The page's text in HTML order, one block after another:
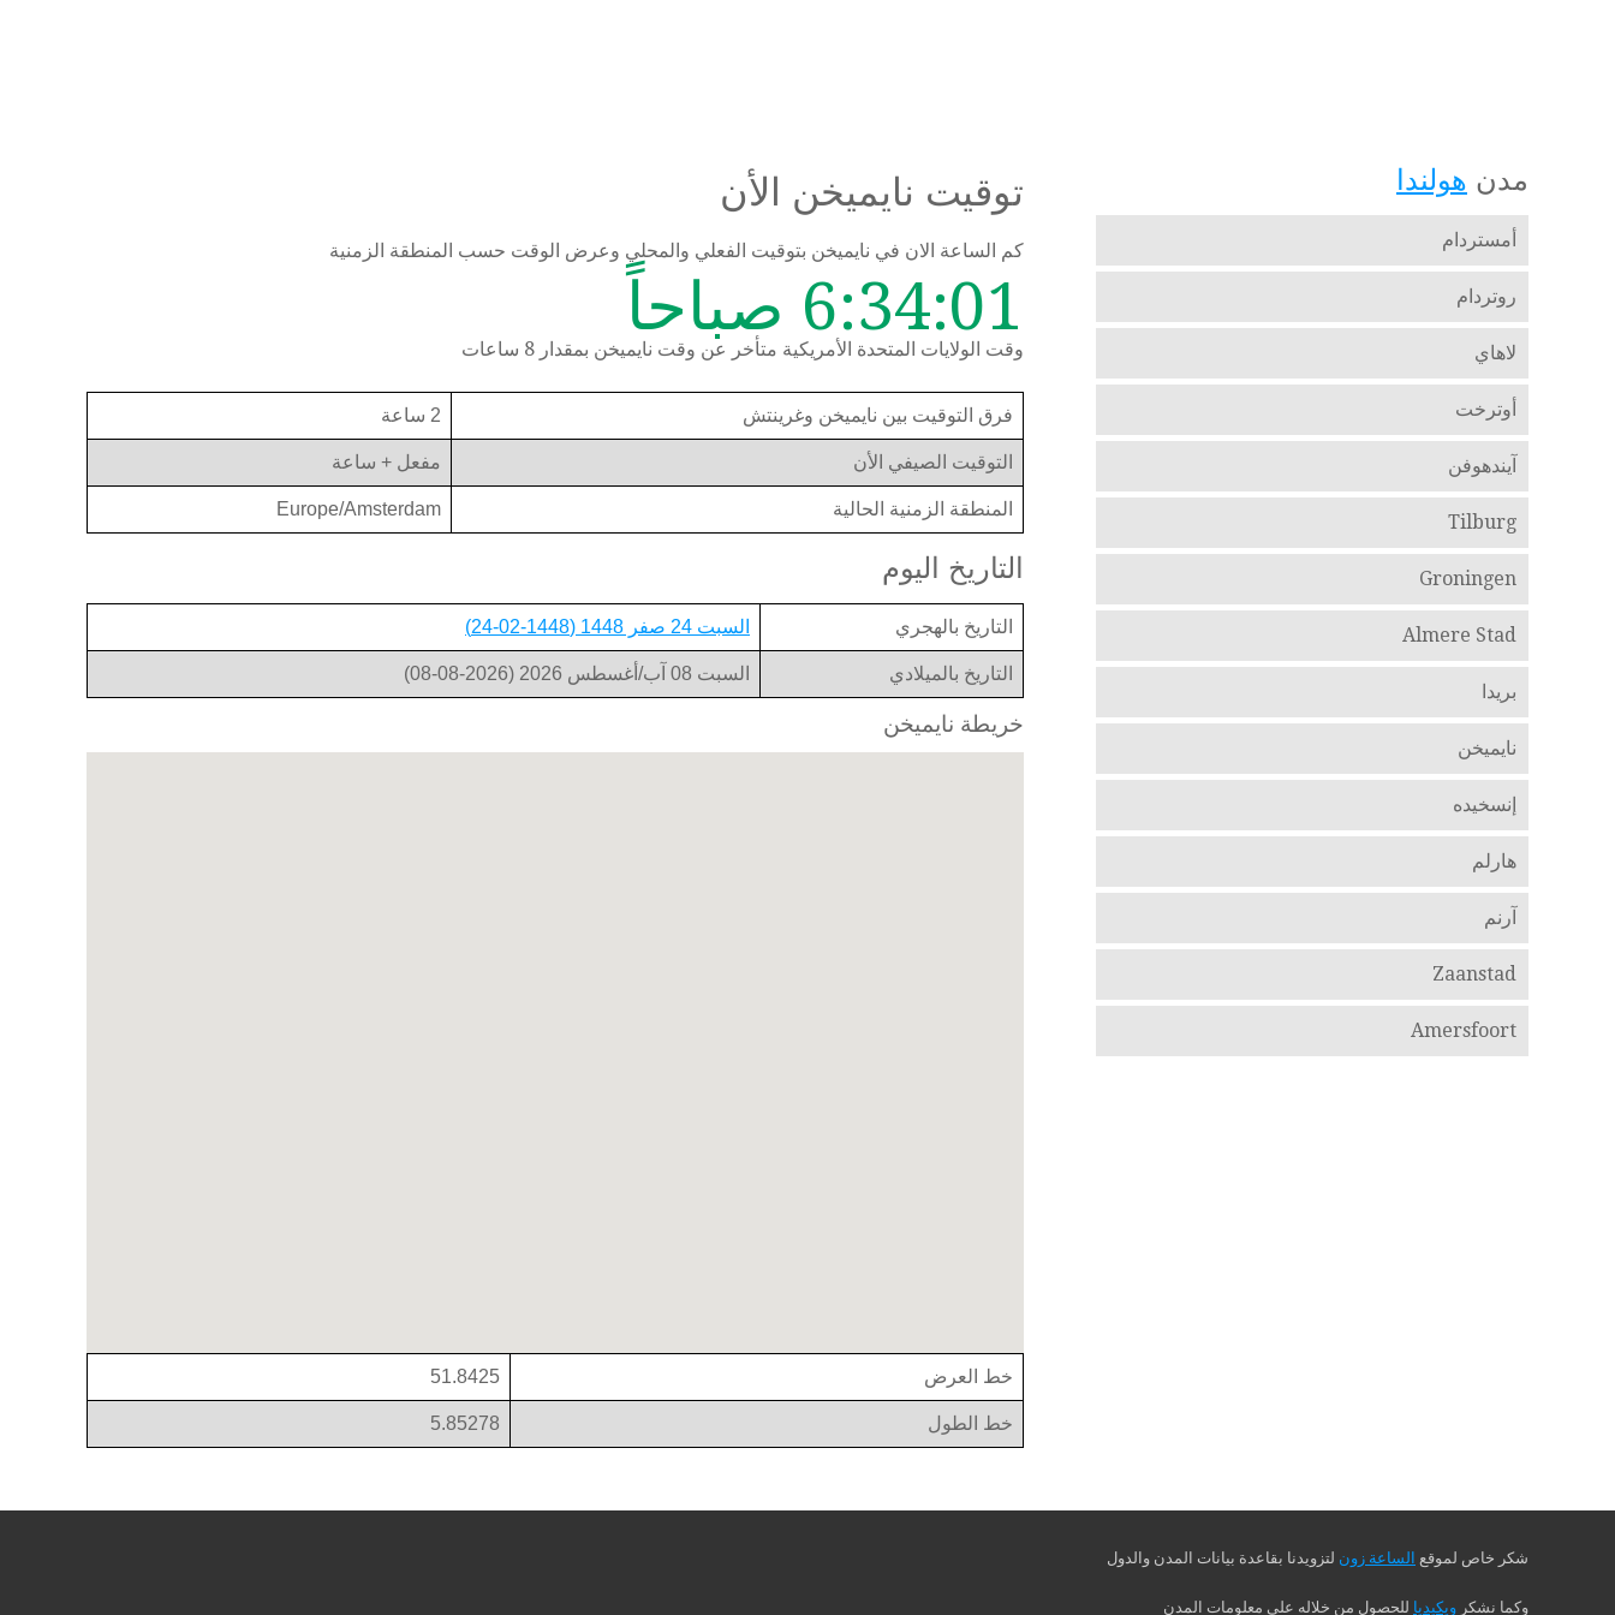
توقيت نايميخن الأن
كم الساعة الان في نايميخن بتوقيت الفعلي والمحلي وعرض الوقت حسب المنطقة الزمنية
6:34:01 صباحاً
وقت الولايات المتحدة الأمريكية متأخر عن وقت نايميخن بمقدار 8 ساعات
فرق التوقيت بين نايميخن وغرينتش 2 ساعة
التوقيت الصيفي الأن مفعل + ساعة
المنطقة الزمنية الحالية Europe/Amsterdam
التاريخ اليوم
التاريخ بالهجري السبت 24 صفر 1448 (1448-02-24)
التاريخ بالميلادي السبت 08 آب/أغسطس 2026 (2026-08-08)
خريطة نايميخن
خط العرض 51.8425
خط الطول 5.85278
مدن هولندا
أمستردام
روتردام
لاهاي
أوترخت
آيندهوفن
Tilburg
Groningen
Almere Stad
بريدا
نايميخن
إنسخيده
هارلم
آرنم
Zaanstad
Amersfoort
شكر خاص لموقع الساعة زون لتزويدنا بقاعدة بيانات المدن والدول
وكما نشكر ويكيديا للحصول من خلاله على معلومات المدن